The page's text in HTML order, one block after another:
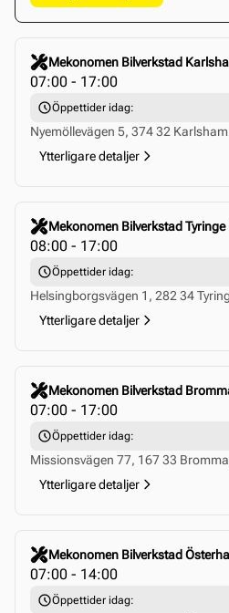
Mekonomen Bilverkstad
07:00 - 17:00
Öppettider idag:
Nyemöllevägen 5, 374 32
Ytterligare detaljer
Click to select this store
Mekonomen Bilverkstad
08:00 - 17:00
Öppettider idag:
Helsingborgsvägen 1, 282 34
Ytterligare detaljer
Click to select this store
Mekonomen Bilverkstad
07:00 - 17:00
Öppettider idag:
Missionsvägen 77, 167 33
Ytterligare detaljer
Click to select this store
Mekonomen Bilverkstad
07:00 - 14:00
Öppettider idag:
Click to select this store